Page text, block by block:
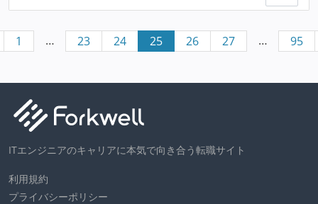
1 … 23 24 25 26 27 … 95
ITエンジニアのキャリアに本気で向き合う転職サイト
利用規約
プライバシーポリシー